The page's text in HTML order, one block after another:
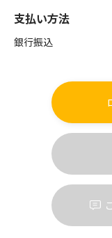
支払い方法
銀行振込